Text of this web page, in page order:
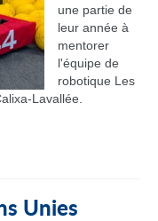
une partie de
leur année à
mentorer
l'équipe de
robotique Les
Lavallée.
Unies